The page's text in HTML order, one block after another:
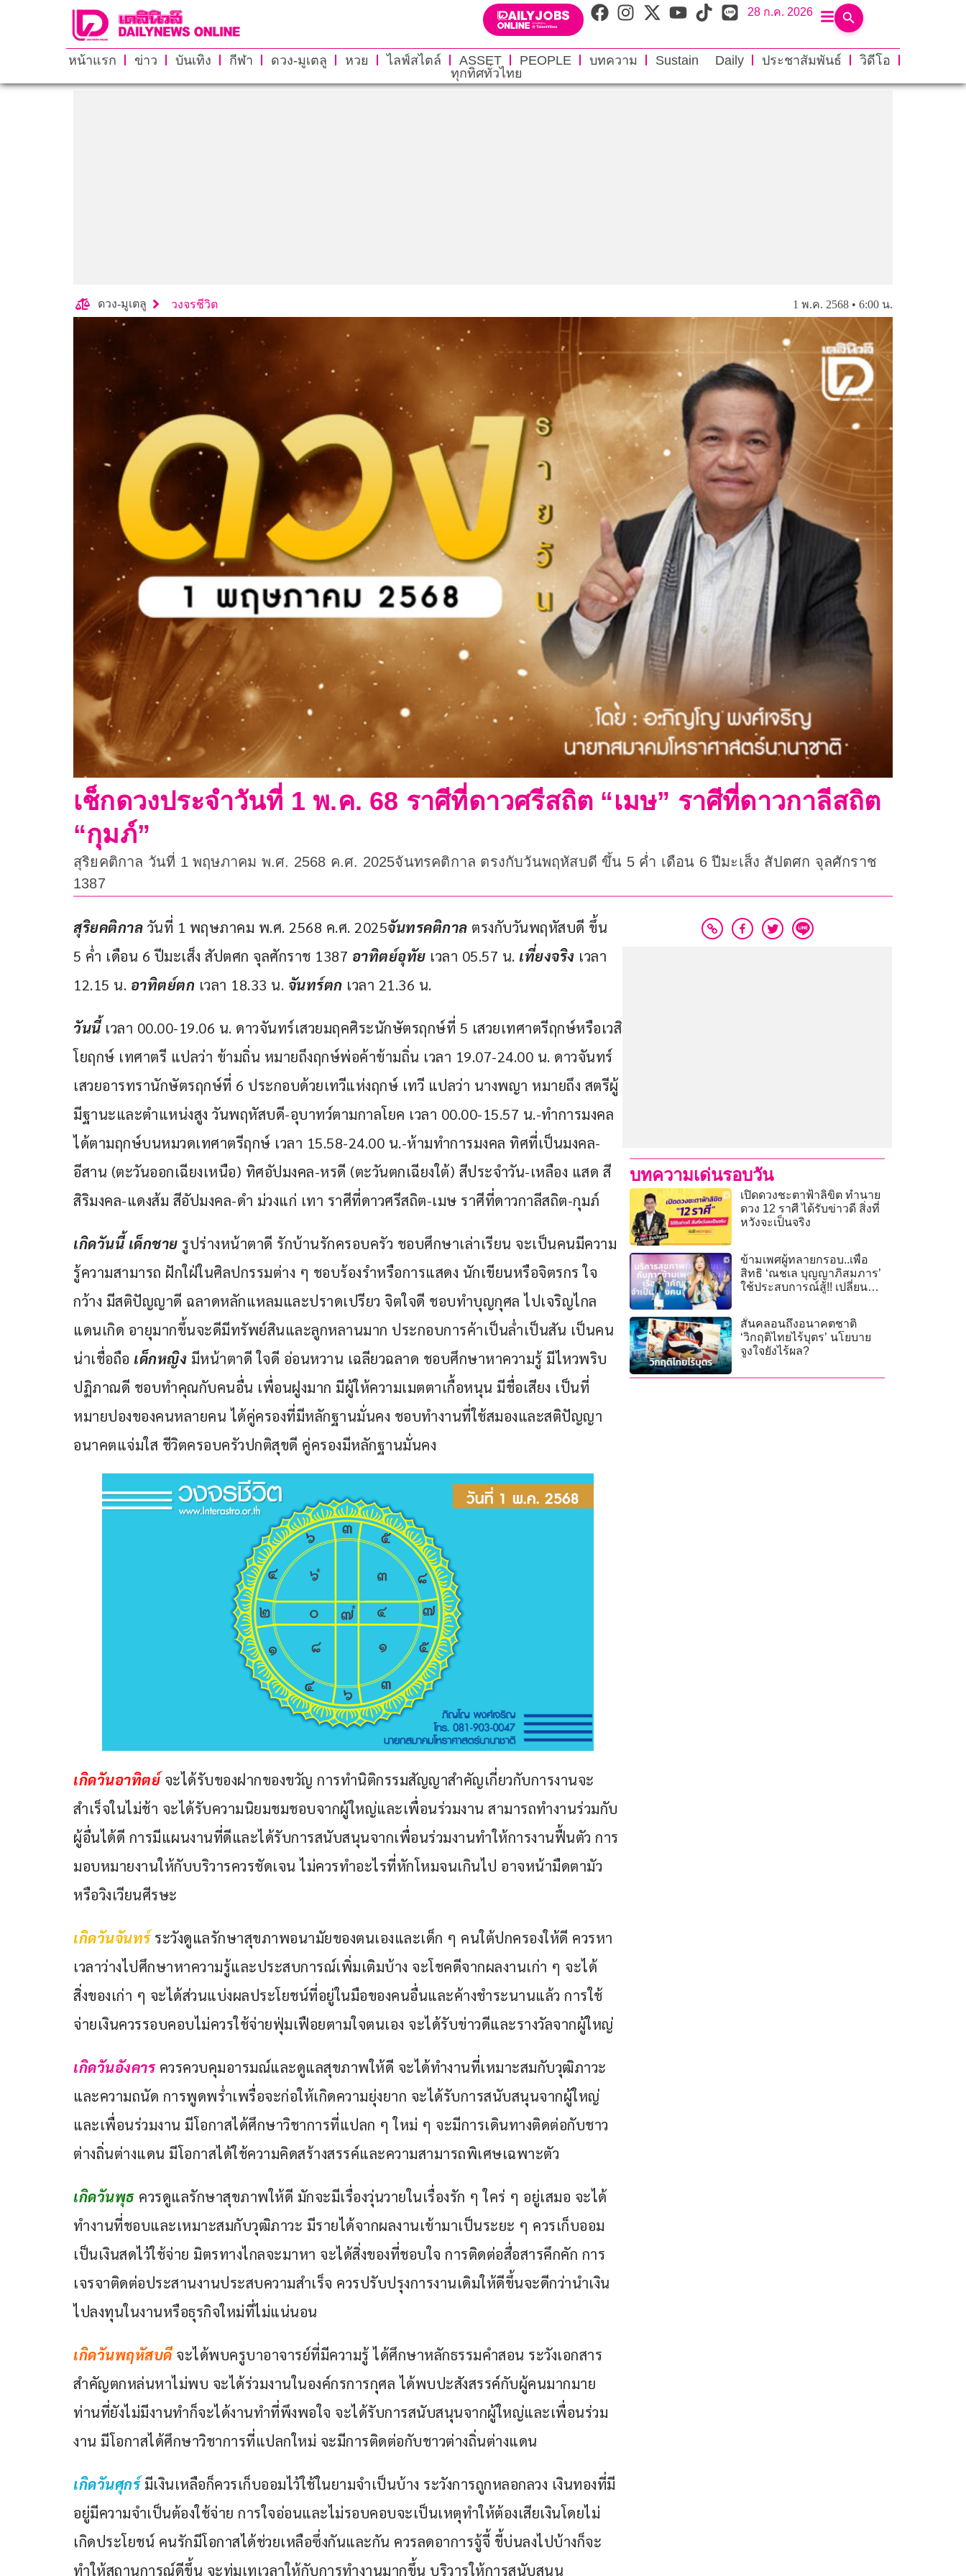
28 ก.ค. 2026
หน้าแรก ข่าว บันเทิง กีฬา ดวง-มูเตลู หวย ไลฟ์สไตล์ ASSET PEOPLE บทความ Sustain Daily ประชาสัมพันธ์
วิดีโอ
ทุกทิศทั่วไทย
ดวง-มูเตลู วงจรชีวิต 1 พ.ค. 2568 • 6:00 น.
เช็กดวงประจำวันที่ 1 พ.ค. 68 ราศีที่ดาวศรีสถิต “เมษ” ราศีที่ดาวกาลีสถิต
“กุมภ์”
สุริยคติกาล วันที่ 1 พฤษภาคม พ.ศ. 2568 ค.ศ. 2025จันทรคติกาล ตรงกับวันพฤหัสบดี ขึ้น 5 ค่ำ เดือน 6 ปีมะเส็ง สัปตศก จุลศักราช
1387
สุริยคติกาล วันที่ 1 พฤษภาคม พ.ศ. 2568 ค.ศ. 2025จันทรคติกาล ตรงกับวันพฤหัสบดี ขึ้น
5 ค่ำ เดือน 6 ปีมะเส็ง สัปตศก จุลศักราช 1387 อาทิตย์อุทัย เวลา 05.57 น. เที่ยงจริง เวลา
12.15 น. อาทิตย์ตก เวลา 18.33 น. จันทร์ตก เวลา 21.36 น.
วันนี้ เวลา 00.00-19.06 น. ดาวจันทร์เสวยมฤคศิระนักษัตรฤกษ์ที่ 5 เสวยเทศาตรีฤกษ์หรือเวสิ
โยฤกษ์ เทศาตรี แปลว่า ข้ามถิ่น หมายถึงฤกษ์พ่อค้าข้ามถิ่น เวลา 19.07-24.00 น. ดาวจันทร์
เสวยอารทรานักษัตรฤกษ์ที่ 6 ประกอบด้วยเทวีแห่งฤกษ์ เทวี แปลว่า นางพญา หมายถึง สตรีผู้
มีฐานะและตำแหน่งสูง วันพฤหัสบดี-อุบาทว์ตามกาลโยค เวลา 00.00-15.57 น.-ทำการมงคล
ได้ตามฤกษ์บนหมวดเทศาตรีฤกษ์ เวลา 15.58-24.00 น.-ห้ามทำการมงคล ทิศที่เป็นมงคล-
อีสาน (ตะวันออกเฉียงเหนือ) ทิศอัปมงคล-หรดี (ตะวันตกเฉียงใต้) สีประจำวัน-เหลือง แสด สี
สิริมงคล-แดงส้ม สีอัปมงคล-ดำ ม่วงแก่ เทา ราศีที่ดาวศรีสถิต-เมษ ราศีที่ดาวกาลีสถิต-กุมภ์
เกิดวันนี้ เด็กชาย รูปร่างหน้าตาดี รักบ้านรักครอบครัว ชอบศึกษาเล่าเรียน จะเป็นคนมีความ
รู้ความสามารถ ฝักใฝ่ในศิลปกรรมต่าง ๆ ชอบร้องรำหรือการแสดง นักเขียนหรือจิตรกร ใจ
กว้าง มีสติปัญญาดี ฉลาดหลักแหลมและปราดเปรียว จิตใจดี ชอบทำบุญกุศล ไปเจริญไกล
แดนเกิด อายุมากขึ้นจะดีมีทรัพย์สินและลูกหลานมาก ประกอบการค้าเป็นล่ำเป็นสัน เป็นคน
น่าเชื่อถือ เด็กหญิง มีหน้าตาดี ใจดี อ่อนหวาน เฉลียวฉลาด ชอบศึกษาหาความรู้ มีไหวพริบ
ปฏิภาณดี ชอบทำคุณกับคนอื่น เพื่อนฝูงมาก มีผู้ให้ความเมตตาเกื้อหนุน มีชื่อเสียง เป็นที่
หมายปองของคนหลายคน ได้คู่ครองที่มีหลักฐานมั่นคง ชอบทำงานที่ใช้สมองและสติปัญญา
อนาคตแจ่มใส ชีวิตครอบครัวปกติสุขดี คู่ครองมีหลักฐานมั่นคง
เกิดวันอาทิตย์ จะได้รับของฝากของขวัญ การทำนิติกรรมสัญญาสำคัญเกี่ยวกับการงานจะ
สำเร็จในไม่ช้า จะได้รับความนิยมชมชอบจากผู้ใหญ่และเพื่อนร่วมงาน สามารถทำงานร่วมกับ
ผู้อื่นได้ดี การมีแผนงานที่ดีและได้รับการสนับสนุนจากเพื่อนร่วมงานทำให้การงานฟื้นตัว การ
มอบหมายงานให้กับบริวารควรชัดเจน ไม่ควรทำอะไรที่หักโหมจนเกินไป อาจหน้ามืดตามัว
หรือวิงเวียนศีรษะ
เกิดวันจันทร์ ระวังดูแลรักษาสุขภาพอนามัยของตนเองและเด็ก ๆ คนใต้ปกครองให้ดี ควรหา
เวลาว่างไปศึกษาหาความรู้และประสบการณ์เพิ่มเติมบ้าง จะโชคดีจากผลงานเก่า ๆ จะได้
สิ่งของเก่า ๆ จะได้ส่วนแบ่งผลประโยชน์ที่อยู่ในมือของคนอื่นและค้างชำระนานแล้ว การใช้
จ่ายเงินควรรอบคอบไม่ควรใช้จ่ายฟุ่มเฟือยตามใจตนเอง จะได้รับข่าวดีและรางวัลจากผู้ใหญ่
เกิดวันอังคาร ควรควบคุมอารมณ์และดูแลสุขภาพให้ดี จะได้ทำงานที่เหมาะสมกับวุฒิภาวะ
และความถนัด การพูดพร่ำเพรื่อจะก่อให้เกิดความยุ่งยาก จะได้รับการสนับสนุนจากผู้ใหญ่
และเพื่อนร่วมงาน มีโอกาสได้ศึกษาวิชาการที่แปลก ๆ ใหม่ ๆ จะมีการเดินทางติดต่อกับชาว
ต่างถิ่นต่างแดน มีโอกาสได้ใช้ความคิดสร้างสรรค์และความสามารถพิเศษเฉพาะตัว
เกิดวันพุธ ควรดูแลรักษาสุขภาพให้ดี มักจะมีเรื่องวุ่นวายในเรื่องรัก ๆ ใคร่ ๆ อยู่เสมอ จะได้
ทำงานที่ชอบและเหมาะสมกับวุฒิภาวะ มีรายได้จากผลงานเข้ามาเป็นระยะ ๆ ควรเก็บออม
เป็นเงินสดไว้ใช้จ่าย มิตรทางไกลจะมาหา จะได้สิ่งของที่ชอบใจ การติดต่อสื่อสารคึกคัก การ
เจรจาติดต่อประสานงานประสบความสำเร็จ ควรปรับปรุงการงานเดิมให้ดีขึ้นจะดีกว่านำเงิน
ไปลงทุนในงานหรือธุรกิจใหม่ที่ไม่แน่นอน
เกิดวันพฤหัสบดี จะได้พบครูบาอาจารย์ที่มีความรู้ ได้ศึกษาหลักธรรมคำสอน ระวังเอกสาร
สำคัญตกหล่นหาไม่พบ จะได้ร่วมงานในองค์กรการกุศล ได้พบปะสังสรรค์กับผู้คนมากมาย
ท่านที่ยังไม่มีงานทำก็จะได้งานทำที่พึงพอใจ จะได้รับการสนับสนุนจากผู้ใหญ่และเพื่อนร่วม
งาน มีโอกาสได้ศึกษาวิชาการที่แปลกใหม่ จะมีการติดต่อกับชาวต่างถิ่นต่างแดน
เกิดวันศุกร์ มีเงินเหลือก็ควรเก็บออมไว้ใช้ในยามจำเป็นบ้าง ระวังการถูกหลอกลวง เงินทองที่มี
อยู่มีความจำเป็นต้องใช้จ่าย การใจอ่อนและไม่รอบคอบจะเป็นเหตุทำให้ต้องเสียเงินโดยไม่
เกิดประโยชน์ คนรักมีโอกาสได้ช่วยเหลือซึ่งกันและกัน ควรลดอาการจู้จี้ ขี้บ่นลงไปบ้างก็จะ
ทำให้สถานการณ์ดีขึ้น จะทุ่มเทเวลาให้กับการทำงานมากขึ้น บริวารให้การสนับสนุน
บทความเด่นรอบวัน
เปิดดวงชะตาฟ้าลิขิต ทำนาย
ดวง 12 ราศี ได้รับข่าวดี สิ่งที่
หวังจะเป็นจริง
ข้ามเพศผู้ทลายกรอบ..เพื่อ
สิทธิ ‘ณชเล บุญญาภิสมภาร’
ใช้ประสบการณ์สู้!! เปลี่ยน
สั่นคลอนถึงอนาคตชาติ
‘วิกฤติไทยไร้บุตร’ นโยบาย
จูงใจยังไร้ผล?